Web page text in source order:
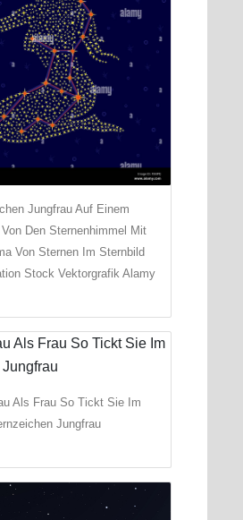
Jungfrau Auf Einem
Von Den Sternenhimmel Mit
Von Sternen Im Sternbild
Stock Vektorgrafik Alamy
Als Frau So Tickt Sie Im
Jungfrau